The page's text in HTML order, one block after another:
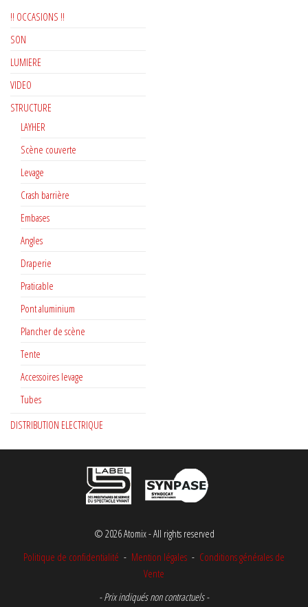
!! OCCASIONS !!
SON
LUMIERE
VIDEO
STRUCTURE
LAYHER
Scène couverte
Levage
Crash barrière
Embases
Angles
Draperie
Praticable
Pont aluminium
Plancher de scène
Tente
Accessoires levage
Tubes
DISTRIBUTION ELECTRIQUE
© 2026 Atomix - All rights reserved
Politique de confidentialité - Mention légales - Conditions générales de
Vente
- Prix indiqués non contractuels -